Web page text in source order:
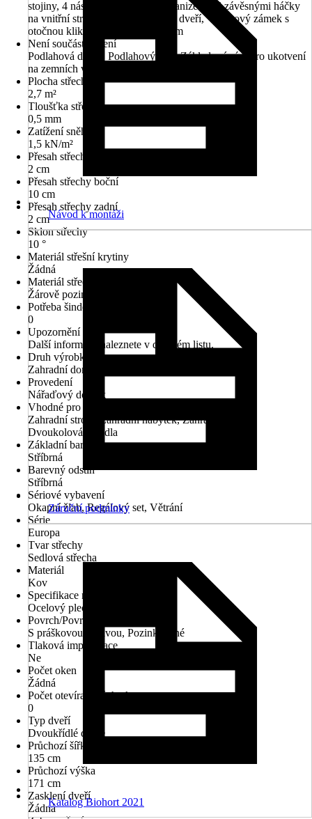
stojiny, 4 nástrojové držáky), Organizér se 6 závěsnými háčky
na vnitřní straně obou dvou křídel dveří, Vložkový zámek s
otočnou klikou a náhradním klíčem
Není součástí balení
Podlahová deska, Podlahový rám, Základový rám pro ukotvení
na zemních vrutech
Plocha střechy
2,7 m²
Tloušťka střechy
0,5 mm
Zatížení sněhem
1,5 kN/m²
Přesah střechy přední
2 cm
Přesah střechy boční
10 cm
Přesah střechy zadní
2 cm
Sklon střechy
10 °
Materiál střešní krytiny
Žádná
Materiál střechy
Žárově pozinkované, Kov
Potřeba šindelů v m²
0
Upozornění
Další informace naleznete v datovém listu.
Druh výrobku
Zahradní domek
Provedení
Nářaďový domek
Vhodné pro
Zahradní stroje, Zahradní nábytek, Zahradní nářadí,
Dvoukolová vozidla
Základní barva
Stříbrná
Barevný odstín
Stříbrná
Sériové vybavení
Okapní žlab, Regálový set, Větrání
Série
Europa
Tvar střechy
Sedlová střecha
Materiál
Kov
Specifikace materiálu
Ocelový plech
Povrch/Povrchová úprava
S práškovou úpravou, Pozinkované
Tlaková impregnace
Ne
Počet oken
Žádná
Počet otevíratelných oken
0
Typ dveří
Dvoukřídlé dveře
Průchozí šířka
135 cm
Průchozí výška
171 cm
Zasklení dveří
Žádná
Návod k montáži
Záruční podmínky
Katalog Biohort 2021